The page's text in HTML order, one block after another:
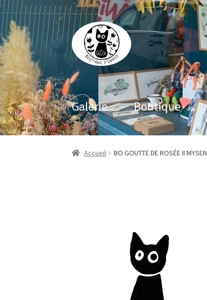
Aller
à
la
navigation
Aller
au
contenu
Galerie Boutique
Accueil BO GOUTTE DE ROSÉE II MYSEN